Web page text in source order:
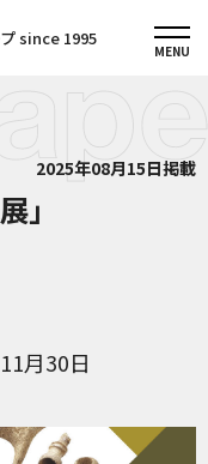
since 1995
2025年08月15日掲載
」
月30日